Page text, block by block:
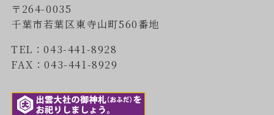
〒264-0035
千葉市若葉区東寺山町560番地
TEL：043-441-8928
FAX：043-441-8929